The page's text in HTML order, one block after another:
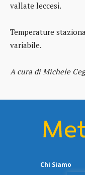
vallate leccesi.
Temperature
variabile.
A cura di Michele
Chi Siamo